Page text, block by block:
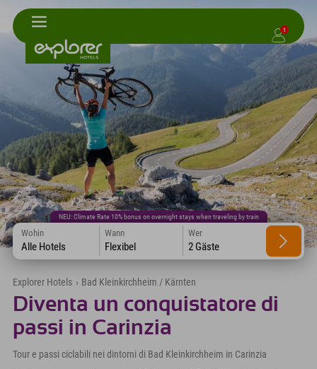
1
NEU: Climate Rate 10% bonus on overnight stays when traveling by train
Wohin
Alle Hotels
Wann
Flexibel
Wer
2 Gäste
Explorer Hotels › Bad Kleinkirchheim / Kärnten
Diventa un conquistatore di
passi in Carinzia
Tour e passi ciclabili nei dintorni di Bad Kleinkirchheim in Carinzia